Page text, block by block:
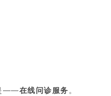
——在线问诊服务 。